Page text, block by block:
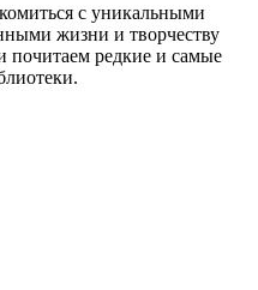
с уникальными
жизни и творчеству
редкие и самые